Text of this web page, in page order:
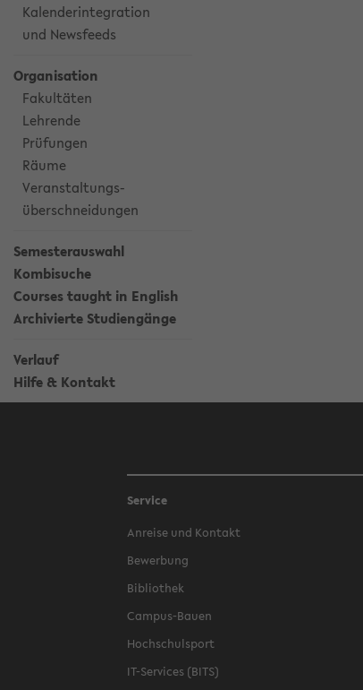
Kalenderintegration
und Newsfeeds
Organisation
Fakultäten
Lehrende
Prüfungen
Räume
Veranstaltungs-
überschneidungen
Semesterauswahl
Kombisuche
Courses taught in English
Archivierte Studiengänge
Verlauf
Hilfe & Kontakt
Service
Anreise und Kontakt
Bewerbung
Bibliothek
Campus-Bauen
Hochschulsport
IT-Services (BITS)